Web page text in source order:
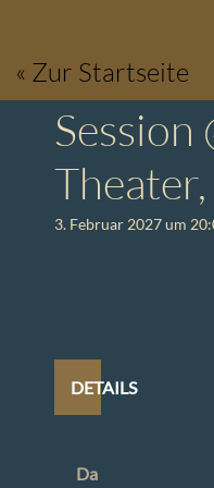
springen
« Zur Startseite
Session
3. Februar 2027 um
DETAILS
Da